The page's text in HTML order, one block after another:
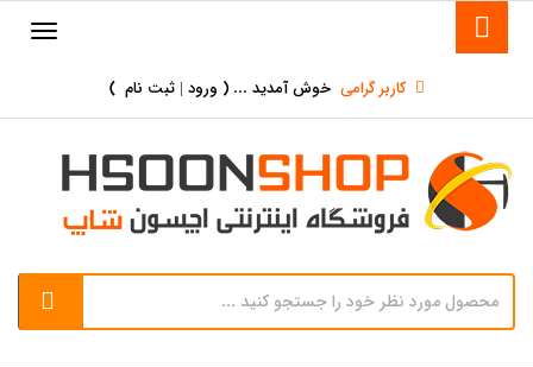
کاربر گرامی خوش آمدید ... ( ورود | ثبت نام )